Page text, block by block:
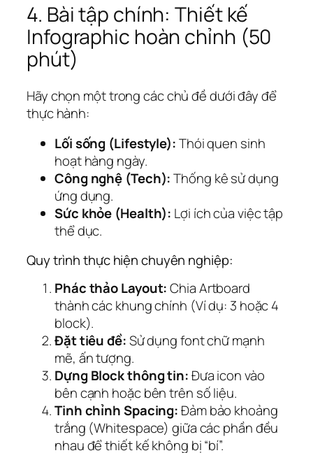
4. Bài tập chính: Thiết kế
Infographic hoàn chỉnh (50
phút)
Hãy chọn một trong các chủ đề dưới đây để
thực hành:
Lối sống (Lifestyle):Thói quen sinh
hoạt hàng ngày.
Công nghệ (Tech):Thống kê sử dụng
ứng dụng.
Sức khỏe (Health): Lợi ích của việc tập
thể dục.
Quy trình thực hiện chuyên nghiệp:
Phác thảo Layout:Chia Artboard
thành các khung chính (Ví dụ: 3 hoặc 4
block).
Đặt tiêu đề:Sử dụng font chữ mạnh
mẽ, ấn tượng.
Dựng Block thông tin:Đưa icon vào
bên cạnh hoặc bên trên số liệu.
Tinh chỉnh Spacing:Đảm bảo khoảng
trắng (Whitespace) giữa các phần đều
nhau để thiết kế không bị “bí”.